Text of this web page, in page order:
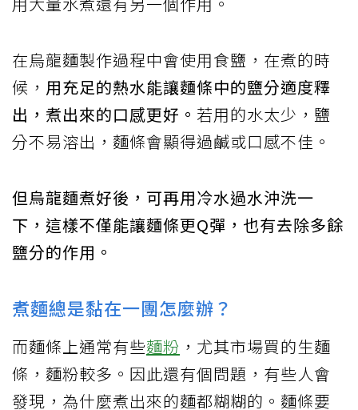
在烏龍麵製作過程中會使用食鹽，在煮的時
候， 用充足的熱水能讓麵條中的鹽分適度釋
出，煮出來的口感更好。 若用的水太少，鹽
分不易溶出，麵條會顯得過鹹或口感不佳。
但烏龍麵煮好後，可再用冷水過水沖洗一
下，這樣不僅能讓麵條更Q彈，也有去除多餘
鹽分的作用。
煮麵總是黏在一團怎麼辦？
而麵條上通常有些麵粉 ，尤其市場買的生麵
條，麵粉較多。因此還有個問題，有些人會
發現，為什麼煮出來的麵都糊糊的。麵條要